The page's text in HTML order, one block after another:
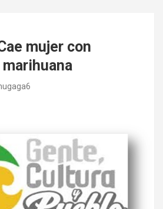
mujer con